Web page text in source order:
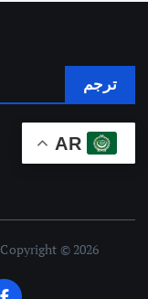
ترجم
AR
Copyright © 2026 اصول 24 | Powered by